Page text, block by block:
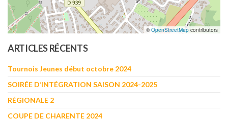
©OpenStreetMap contributors
ARTICLES RÉCENTS
Tournois Jeunes début octobre 2024
SOIRÉE D’INTÉGRATION SAISON 2024-2025
RÉGIONALE 2
COUPE DE CHARENTE 2024